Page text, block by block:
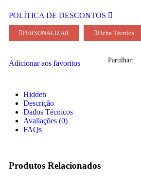
POLÍTICA DE DESCONTOS
PERSONALIZAR Ficha Técnica
Adicionar aos favoritos Partilhar:
Hidden
Descrição
Dados Técnicos
Avaliações (0)
FAQs
Produtos Relacionados